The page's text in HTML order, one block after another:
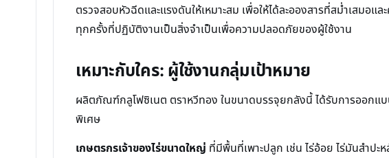
ตรวจสอบหัวฉีดและแรงดันให้เหมาะสม เพื่อให้ได้ละอองสารที่สม่ำเสม
ทุกครั้งที่ปฏิบัติงานเป็นสิ่งจำเป็นเพื่อความปลอดภัยของผู้ใช้งาน
เหมาะกับใคร: ผู้ใช้งานกลุ่มเป้าหมาย
ผลิตภัณฑ์กลูโฟซิเนต ตราหวีทอง ในขนาดบรรจุยกลังนี้ ได้รับการออกแ
พิเศษ
เกษตรกรเจ้าของไร่ขนาดใหญ่ ที่มีพื้นที่เพาะปลูก เช่น ไร่อ้อย ไร่มันสำป